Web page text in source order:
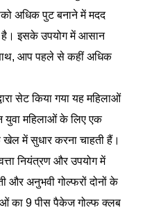
अधिक पुट बनाने में मदद
है। इसके उपयोग में आसान
आप पहले से कहीं अधिक
सेट किया गया यह महिलाओं
युवा महिलाओं के लिए एक
में सुधार करना चाहती हैं।
नियंत्रण और उपयोग में
अनुभवी गोल्फरों दोनों के
का 9 पीस पैकेज गोल्फ क्लब